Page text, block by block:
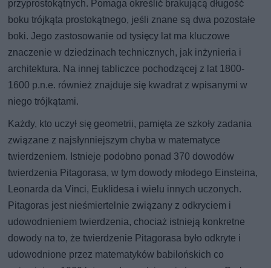
przyprostokątnych. Pomaga określić brakującą długość
boku trójkąta prostokątnego, jeśli znane są dwa pozostałe
boki. Jego zastosowanie od tysięcy lat ma kluczowe
znaczenie w dziedzinach technicznych, jak inżynieria i
architektura. Na innej tabliczce pochodzącej z lat 1800-
1600 p.n.e. również znajduje się kwadrat z wpisanymi w
niego trójkątami.
Każdy, kto uczył się geometrii, pamięta ze szkoły zadania
związane z najsłynniejszym chyba w matematyce
twierdzeniem. Istnieje podobno ponad 370 dowodów
twierdzenia Pitagorasa, w tym dowody młodego Einsteina,
Leonarda da Vinci, Euklidesa i wielu innych uczonych.
Pitagoras jest nieśmiertelnie związany z odkryciem i
udowodnieniem twierdzenia, chociaż istnieją konkretne
dowody na to, że twierdzenie Pitagorasa było odkryte i
udowodnione przez matematyków babilońskich co